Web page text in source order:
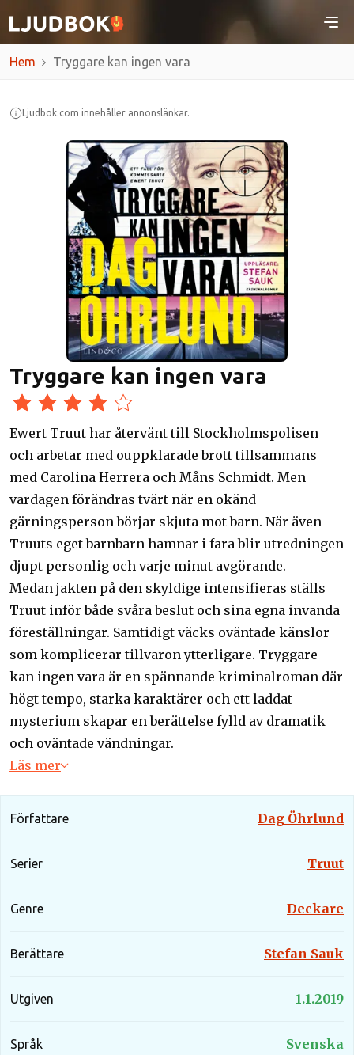
Hem Tryggare kan ingen vara
Ljudbok.com innehåller annonslänkar.
Tryggare kan ingen vara
Ewert Truut har återvänt till Stockholmspolisen
och arbetar med ouppklarade brott tillsammans
med Carolina Herrera och Måns Schmidt. Men
vardagen förändras tvärt när en okänd
gärningsperson börjar skjuta mot barn. När även
Truuts eget barnbarn hamnar i fara blir utredningen
djupt personlig och varje minut avgörande.
Medan jakten på den skyldige intensifieras ställs
Truut inför både svåra beslut och sina egna invanda
föreställningar. Samtidigt väcks oväntade känslor
som komplicerar tillvaron ytterligare. Tryggare
kan ingen vara är en spännande kriminalroman där
högt tempo, starka karaktärer och ett laddat
mysterium skapar en berättelse fylld av dramatik
och oväntade vändningar.
Läs mer
Författare Dag Öhrlund
Serier Truut
Genre Deckare
Berättare Stefan Sauk
Utgiven 1.1.2019
Språk Svenska